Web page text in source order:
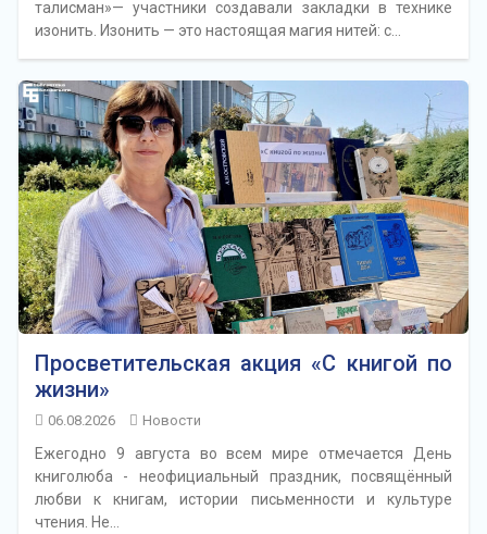
талисман»— участники создавали закладки в технике
изонить. Изонить — это настоящая магия нитей: с…
Просветительская акция «С книгой по
жизни»
06.08.2026 Новости
Ежегодно 9 августа во всем мире отмечается День
книголюба - неофициальный праздник, посвящённый
любви к книгам, истории письменности и культуре
чтения. Не…